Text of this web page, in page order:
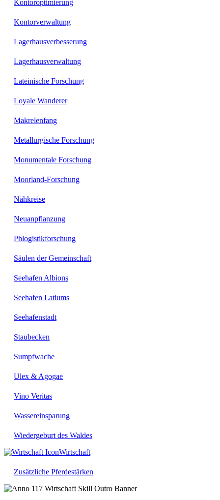
Kontoroptimierung
Kontorverwaltung
Lagerhausverbesserung
Lagerhausverwaltung
Lateinische Forschung
Loyale Wanderer
Makrelenfang
Metallurgische Forschung
Monumentale Forschung
Moorland-Forschung
Nähkreise
Neuanpflanzung
Phlogistikforschung
Säulen der Gemeinschaft
Seehafen Albions
Seehafen Latiums
Seehafenstadt
Staubecken
Sumpfwache
Ulex & Agogae
Vino Veritas
Wassereinsparung
Wiedergeburt des Waldes
Wirtschaft
Zusätzliche Pferdestärken